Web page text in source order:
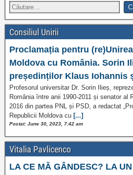
Consiliul Unirii
Proclamația pentru
Moldova cu România. Sorin
președinților Klaus Iohannis
Profesorul universitar Dr. Sorin Ilieș,
România între anii 1990-2011 și senator al
2016 din partea PNL și PSD, a redactat
Republicii Moldova cu [...]
Postat: June 30, 2023, 7:42 am
Vitalia Pavlicenco
LA CE MĂ GÂNDESC? LA